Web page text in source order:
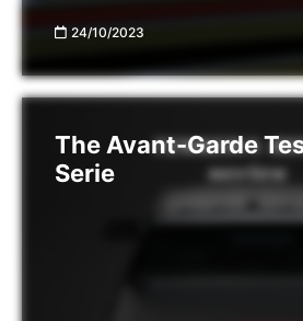
24/10/2023
The Avant-Garde
Serie